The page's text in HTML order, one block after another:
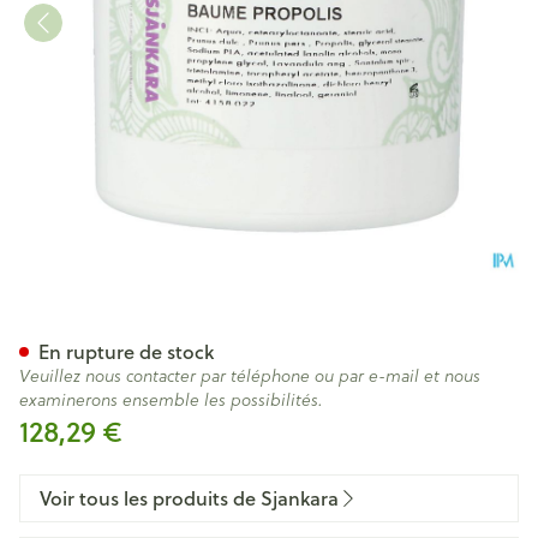
128,29 €
En rupture de stock
Veuillez nous contacter par téléphone ou par e-mail et nous
examinerons ensemble les possibilités.
Voir tous les produits de Sjankara